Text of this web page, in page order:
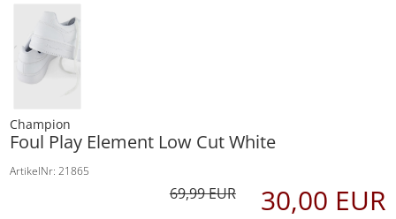
Champion
Foul Play Element Low Cut White
ArtikelNr: 21865
69,99 EUR 30,00 EUR